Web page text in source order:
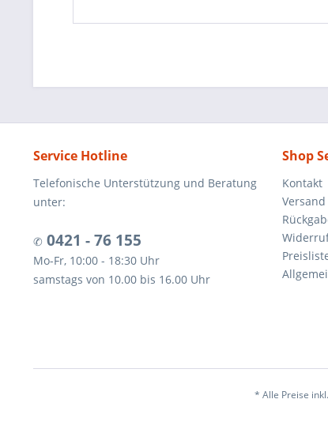
Service Hotline
Telefonische Unterstützung und Beratung
unter:
✆ 0421 - 76 155
Mo-Fr, 10:00 - 18:30 Uhr
samstags von 10.00 bis 16.00 Uhr
Shop
Kontakt
* Alle Preise